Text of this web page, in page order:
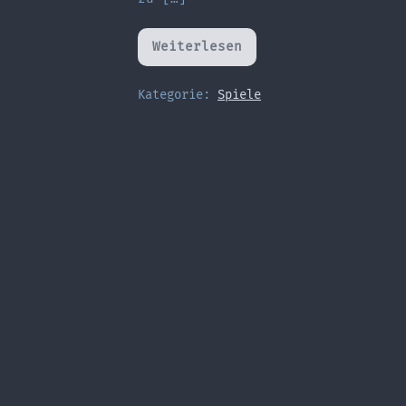
Weiterlesen
Auf
den
Disneys
Kategorie: Spiele